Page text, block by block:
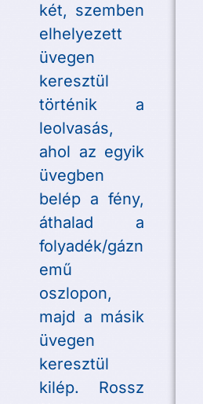
két, szemben
elhelyezett
üvegen
keresztül
történik a
leolvasás,
ahol az egyik
üvegben
belép a fény,
áthalad a
folyadék/gázn
emű
oszlopon,
majd a másik
üvegen
keresztül
kilép. Rossz